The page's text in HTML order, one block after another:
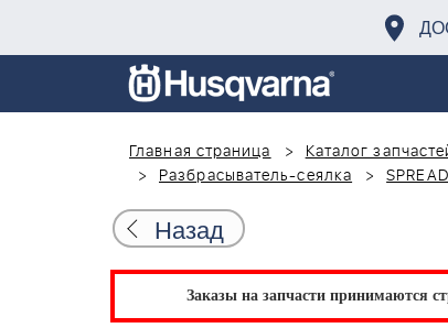
Главная страница
Каталог
Разбрасыватель-сеялка
Назад
Заказы на запчасти принимаются